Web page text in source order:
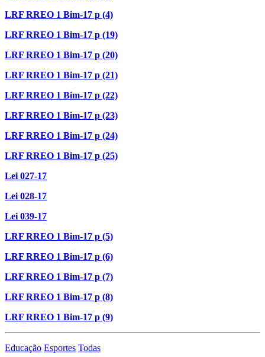
LRF RREO 1 Bim-17 p (4)
LRF RREO 1 Bim-17 p (19)
LRF RREO 1 Bim-17 p (20)
LRF RREO 1 Bim-17 p (21)
LRF RREO 1 Bim-17 p (22)
LRF RREO 1 Bim-17 p (23)
LRF RREO 1 Bim-17 p (24)
LRF RREO 1 Bim-17 p (25)
Lei 027-17
Lei 028-17
Lei 039-17
LRF RREO 1 Bim-17 p (5)
LRF RREO 1 Bim-17 p (6)
LRF RREO 1 Bim-17 p (7)
LRF RREO 1 Bim-17 p (8)
LRF RREO 1 Bim-17 p (9)
Educação Esportes Todas